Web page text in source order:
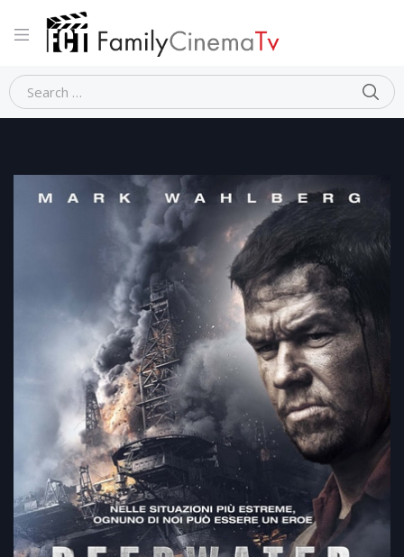
Home Dramma DEEPWATER – INFERNO NELL’OCEANO